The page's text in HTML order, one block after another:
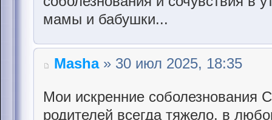
мамы и бабушки...
Masha» 30 июл 2025, 18:35
Мои искренние соболезнования
родителей всегда тяжело, в